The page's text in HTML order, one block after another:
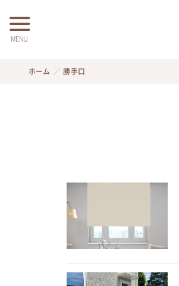
MENU
ホーム 勝手口